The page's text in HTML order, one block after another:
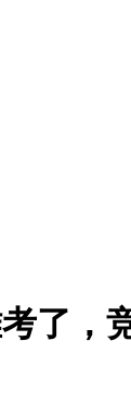
了，